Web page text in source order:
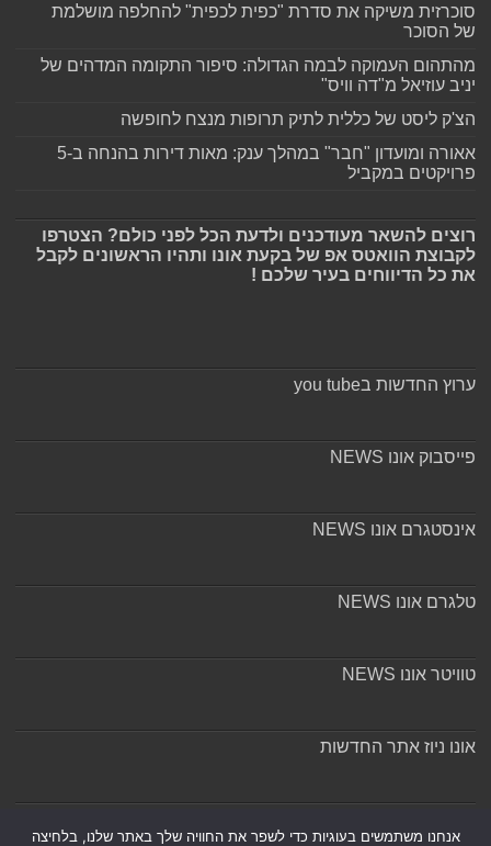
סוכרזית משיקה את סדרת "כפית לכפית" להחלפה מושלמת
של הסוכר
מהתהום העמוקה לבמה הגדולה: סיפור התקומה המדהים של
יניב עוזיאל מ"דה וויס"
הצ'ק ליסט של כללית לתיק תרופות מנצח לחופשה
אאורה ומועדון "חבר" במהלך ענק: מאות דירות בהנחה ב-5
פרויקטים במקביל
רוצים להשאר מעודכנים ולדעת הכל לפני כולם? הצטרפו
לקבוצת הוואטס אפ של בקעת אונו ותהיו הראשונים לקבל
את כל הדיווחים בעיר שלכם !
ערוץ החדשות בyou tube
פייסבוק אונו NEWS
אינסטגרם אונו NEWS
טלגרם אונו NEWS
טוויטר אונו NEWS
אונו ניוז אתר החדשות
אנחנו משתמשים בעוגיות כדי לשפר את החוויה שלך באתר שלנו, בלחיצה